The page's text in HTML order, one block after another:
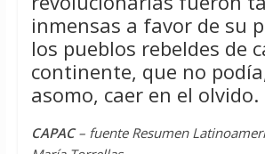
inmensas a favor de su
los pueblos rebeldes de
continente, que no
asomo, caer en el olvido.
CAPAC– fuente Resumen